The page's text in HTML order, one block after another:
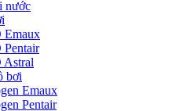
nước
bơi
Emaux
Pentair